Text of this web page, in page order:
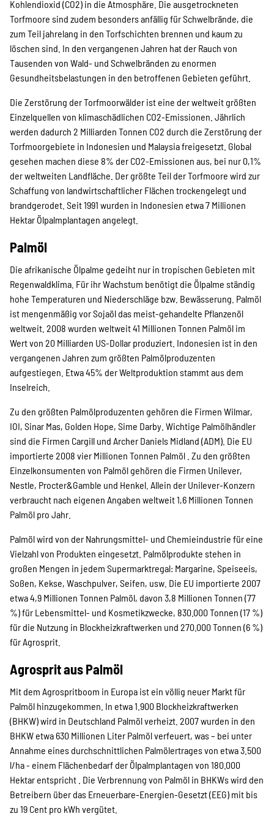
Kohlendioxid (CO2) in die Atmosphäre. Die ausgetrockneten
Torfmoore sind zudem besonders anfällig für Schwelbrände, die
zum Teil jahrelang in den Torfschichten brennen und kaum zu
löschen sind. In den vergangenen Jahren hat der Rauch von
Tausenden von Wald- und Schwelbränden zu enormen
Gesundheitsbelastungen in den betroffenen Gebieten geführt.
Die Zerstörung der Torfmoorwälder ist eine der weltweit größten
Einzelquellen von klimaschädlichen CO2-Emissionen. Jährlich
werden dadurch 2 Milliarden Tonnen CO2 durch die Zerstörung der
Torfmoorgebiete in Indonesien und Malaysia freigesetzt. Global
gesehen machen diese 8% der CO2-Emissionen aus, bei nur 0,1%
der weltweiten Landfläche. Der größte Teil der Torfmoore wird zur
Schaffung von landwirtschaftlicher Flächen trockengelegt und
brandgerodet. Seit 1991 wurden in Indonesien etwa 7 Millionen
Hektar Ölpalmplantagen angelegt.
Palmöl
Die afrikanische Ölpalme gedeiht nur in tropischen Gebieten mit
Regenwaldklima. Für ihr Wachstum benötigt die Ölpalme ständig
hohe Temperaturen und Niederschläge bzw. Bewässerung. Palmöl
ist mengenmäßig vor Sojaöl das meist-gehandelte Pflanzenöl
weltweit. 2008 wurden weltweit 41 Millionen Tonnen Palmöl im
Wert von 20 Milliarden US-Dollar produziert. Indonesien ist in den
vergangenen Jahren zum größten Palmölproduzenten
aufgestiegen. Etwa 45% der Weltproduktion stammt aus dem
Inselreich.
Zu den größten Palmölproduzenten gehören die Firmen Wilmar,
IOI, Sinar Mas, Golden Hope, Sime Darby. Wichtige Palmölhändler
sind die Firmen Cargill und Archer Daniels Midland (ADM). Die EU
importierte 2008 vier Millionen Tonnen Palmöl . Zu den größten
Einzelkonsumenten von Palmöl gehören die Firmen Unilever,
Nestle, Procter&Gamble und Henkel. Allein der Unilever-Konzern
verbraucht nach eigenen Angaben weltweit 1,6 Millionen Tonnen
Palmöl pro Jahr.
Palmöl wird von der Nahrungsmittel- und Chemieindustrie für eine
Vielzahl von Produkten eingesetzt. Palmölprodukte stehen in
großen Mengen in jedem Supermarktregal: Margarine, Speiseeis,
Soßen, Kekse, Waschpulver, Seifen, usw. Die EU importierte 2007
etwa 4,9 Millionen Tonnen Palmöl, davon 3,8 Millionen Tonnen (77
%) für Lebensmittel- und Kosmetikzwecke, 830.000 Tonnen (17 %)
für die Nutzung in Blockheizkraftwerken und 270.000 Tonnen (6 %)
für Agrosprit.
Agrosprit aus Palmöl
Mit dem Agrospritboom in Europa ist ein völlig neuer Markt für
Palmöl hinzugekommen. In etwa 1.900 Blockheizkraftwerken
(BHKW) wird in Deutschland Palmöl verheizt. 2007 wurden in den
BHKW etwa 630 Millionen Liter Palmöl verfeuert, was – bei unter
Annahme eines durchschnittlichen Palmölertrages von etwa 3.500
l/ha - einem Flächenbedarf der Ölpalmplantagen von 180.000
Hektar entspricht . Die Verbrennung von Palmöl in BHKWs wird den
Betreibern über das Erneuerbare-Energien-Gesetzt (EEG) mit bis
zu 19 Cent pro kWh vergütet.